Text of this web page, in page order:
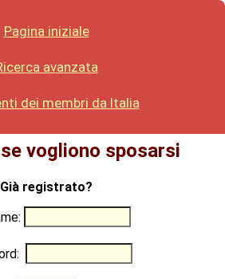
Pagina iniziale
avanzata
dei membri da Italia
vogliono sposarsi
Già registrato?